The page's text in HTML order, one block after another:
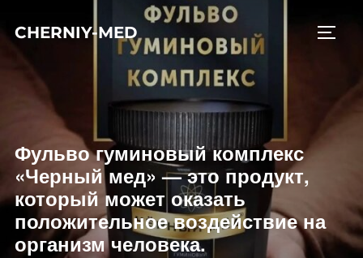
к
содержимому
CHERNIY-MED
Фульво гуминовый комплекс
«Черный мед» — это продукт,
который может оказать
положительное воздействие на
организм человека.